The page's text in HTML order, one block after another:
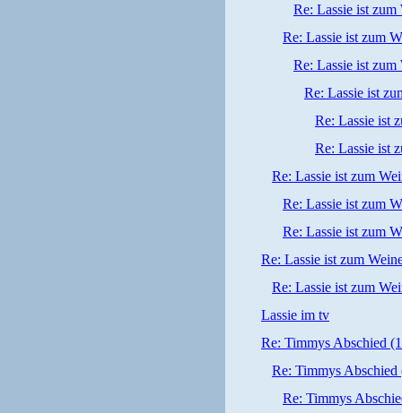
Re: Lassie ist zum
Re: Lassie ist zum
Re: Lassie ist zum
Re: Lassie ist
Re: Lassie ist
Re: Lassie ist
Re: Lassie ist zum
Re: Lassie ist zum
Re: Lassie ist zum
Re: Lassie ist zum
Re: Lassie ist zum
Lassie im tv
Re: Timmys Abschied
Re: Timmys Abschied
Re: Timmys